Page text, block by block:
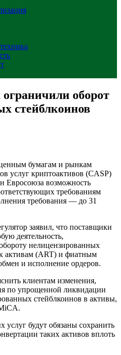
оборот
стейблкоинов
бумагам и рынкам
услуг криптоактивов (CASP)
Евросоюза возможность
требованиям
требования — до 31
заявил, что поставщики
деятельность,
нелицензированных
активам (ART) и фиатным
и исполнение ордеров.
клиентам изменения,
по упрощенной ликвидации
стейблкоинов в активы,
будут обязаны сохранить
таких активов вплоть